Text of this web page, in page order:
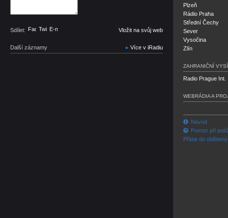
Sdílet: Facebook
TwitterE-mail Vložit na svůj web
Další záznamy Více v iRadiu
Plzeň
Rádio Praha
Střední Čechy
Sever
Vysočina
Zlín
ZAHRANIČNÍ
Radio Prague Int.
WEBRÁDIA A
Návod
Pomoc při
Přidat do